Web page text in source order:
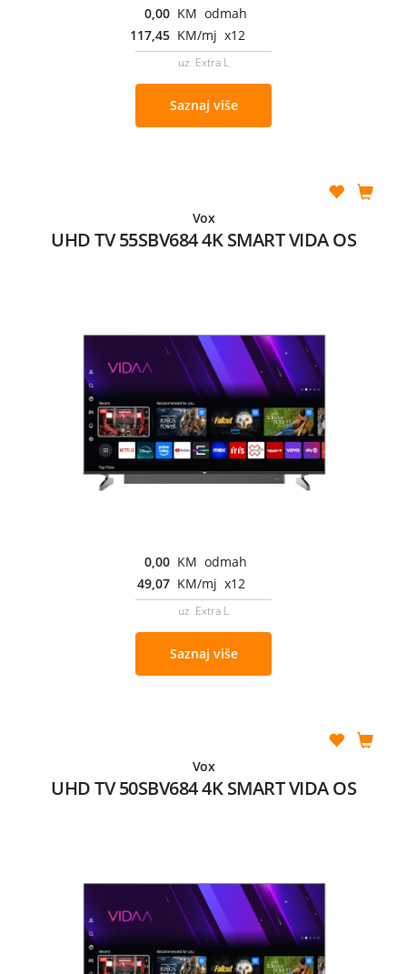
0,00 KM odmah
117,45 KM/mj x12
uz Extra L
Saznaj više
Vox
UHD TV 55SBV684 4K SMART VIDA OS
0,00 KM odmah
49,07 KM/mj x12
uz Extra L
Saznaj više
Vox
UHD TV 50SBV684 4K SMART VIDA OS